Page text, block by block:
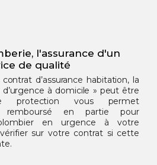
l'assurance d'un
de qualité
d’assurance habitation, la
à domicile » peut être
protection vous permet
remboursé en partie pour
plombier en urgence à votre
sur votre contrat si cette